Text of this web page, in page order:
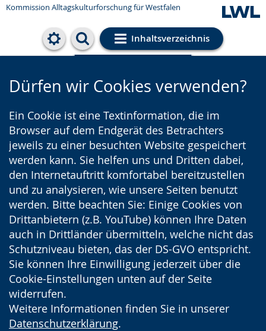
Kommission Alltagskulturforschung für Westfalen
Inhaltsverzeichnis
Cookie-Einstellungen
Dürfen wir Cookies verwenden?
Ein Cookie ist eine Textinformation, die im
Browser auf dem Endgerät des Betrachters
jeweils zu einer besuchten Website gespeichert
werden kann. Sie helfen uns und Dritten dabei,
den Internetauftritt komfortabel bereitzustellen
und zu analysieren, wie unsere Seiten benutzt
werden. Bitte beachten Sie: Einige Cookies von
Drittanbietern (z.B. YouTube) können Ihre Daten
auch in Drittländer übermitteln, welche nicht das
Schutzniveau bieten, das der DS-GVO entspricht.
Sie können Ihre Einwilligung jederzeit über die
Cookie-Einstellungen unten auf der Seite
widerrufen.
Weitere Informationen finden Sie in unserer
Datenschutzerklärung.